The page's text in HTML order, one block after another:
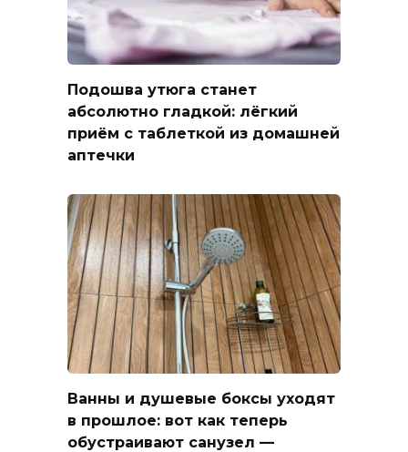
Подошва утюга станет
абсолютно гладкой: лёгкий
приём с таблеткой из домашней
аптечки
Ванны и душевые боксы уходят
в прошлое: вот как теперь
обустраивают санузел —